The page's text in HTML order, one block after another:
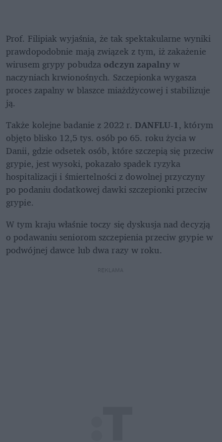
Prof. Filipiak wyjaśnia, że tak spektakularne wyniki
prawdopodobnie mają związek z tym, iż zakażenie
wirusem grypy pobudza odczyn zapalny w
naczyniach krwionośnych. Szczepionka wygasza
proces zapalny w blaszce miażdżycowej i stabilizuje
ją.
Także kolejne badanie z 2022 r. DANFLU-1, którym
objęto blisko 12,5 tys. osób po 65. roku życia w
Danii, gdzie odsetek osób, które szczepią się przeciw
grypie, jest wysoki, pokazało spadek ryzyka
hospitalizacji i śmiertelności z dowolnej przyczyny
po podaniu dodatkowej dawki szczepionki przeciw
grypie.
W tym kraju właśnie toczy się dyskusja nad decyzją
o podawaniu seniorom szczepienia przeciw grypie w
podwójnej dawce lub dwa razy w roku.
REKLAMA